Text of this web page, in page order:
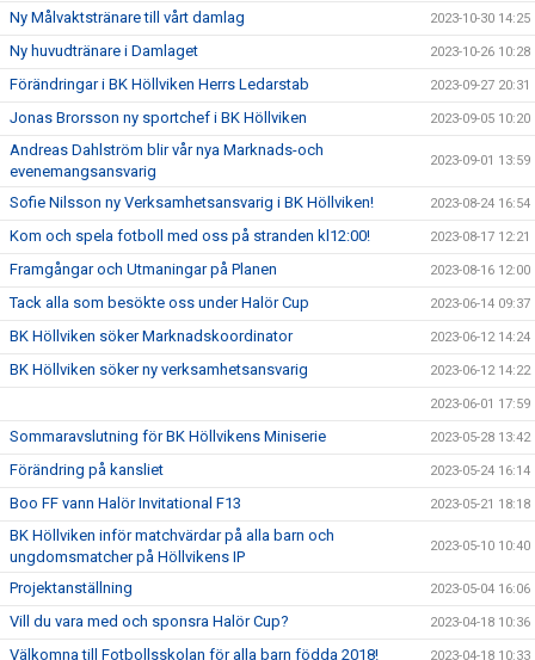
Ny Målvaktstränare till vårt damlag 2023-10-30 14:25
Ny huvudtränare i Damlaget 2023-10-26 10:28
Förändringar i BK Höllviken Herrs Ledarstab 2023-09-27 20:31
Jonas Brorsson ny sportchef i BK Höllviken 2023-09-05 10:20
Andreas Dahlström blir vår nya Marknads-och
evenemangsansvarig
2023-09-01 13:59
Sofie Nilsson ny Verksamhetsansvarig i BK Höllviken! 2023-08-24 16:54
Kom och spela fotboll med oss på stranden kl12:00! 2023-08-17 12:21
Framgångar och Utmaningar på Planen 2023-08-16 12:00
Tack alla som besökte oss under Halör Cup 2023-06-14 09:37
BK Höllviken söker Marknadskoordinator 2023-06-12 14:24
BK Höllviken söker ny verksamhetsansvarig 2023-06-12 14:22
2023-06-01 17:59
Sommaravslutning för BK Höllvikens Miniserie 2023-05-28 13:42
Förändring på kansliet 2023-05-24 16:14
Boo FF vann Halör Invitational F13 2023-05-21 18:18
BK Höllviken inför matchvärdar på alla barn och
ungdomsmatcher på Höllvikens IP
2023-05-10 10:40
Projektanställning 2023-05-04 16:06
Vill du vara med och sponsra Halör Cup? 2023-04-18 10:36
Välkomna till Fotbollsskolan för alla barn födda 2018! 2023-04-18 10:33